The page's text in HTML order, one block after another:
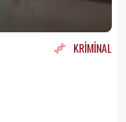
KRİMİNAL